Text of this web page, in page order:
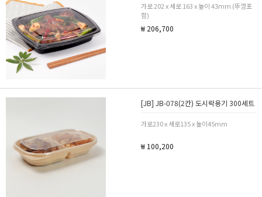
가로 202 x 세로 163 x 높이 43mm (뚜껑포
함)
₩ 206,700
[JB] JB-078(2칸) 도시락용기 300세트
가로230 x 세로135 x 높이45mm
₩ 100,200